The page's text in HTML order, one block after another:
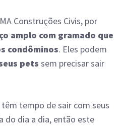
Construções Civis, por
amplo com gramado que
condôminos. Eles podem
pets sem precisar sair
tempo de sair com seus
do dia a dia, então este